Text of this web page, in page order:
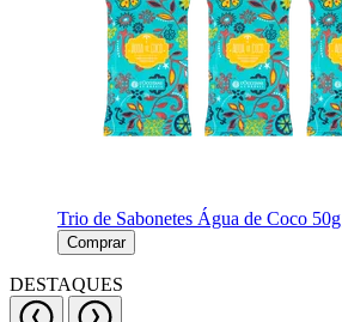
Trio de Sabonetes Água de Coco 50g
Comprar
DESTAQUES